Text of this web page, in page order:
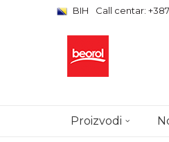
BIH Call centar:
Proizvodi